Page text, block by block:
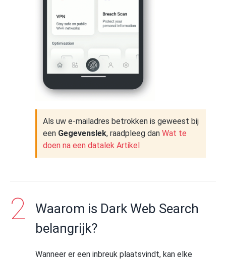
Als uw e-mailadres betrokken is geweest bij
een Gegevenslek, raadpleeg dan Wat te
doen na een datalek Artikel
Waarom is Dark Web Search
belangrijk?
Wanneer er een inbreuk plaatsvindt, kan elke